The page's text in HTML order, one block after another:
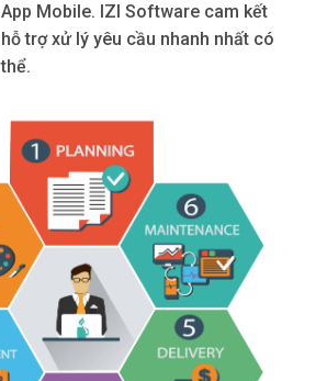
App Mobile. IZI Software cam kết
hỗ trợ xử lý yêu cầu nhanh nhất có
thể.